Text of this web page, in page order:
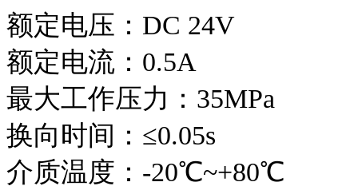
额定电压：DC 24V
额定电流：0.5A
最大工作压力：35MPa
换向时间：≤0.05s
介质温度：-20℃~+80℃